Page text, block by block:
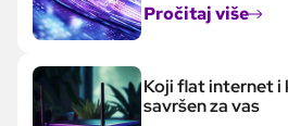
Pročitaj više
Koji flat internet i
savršen za vas